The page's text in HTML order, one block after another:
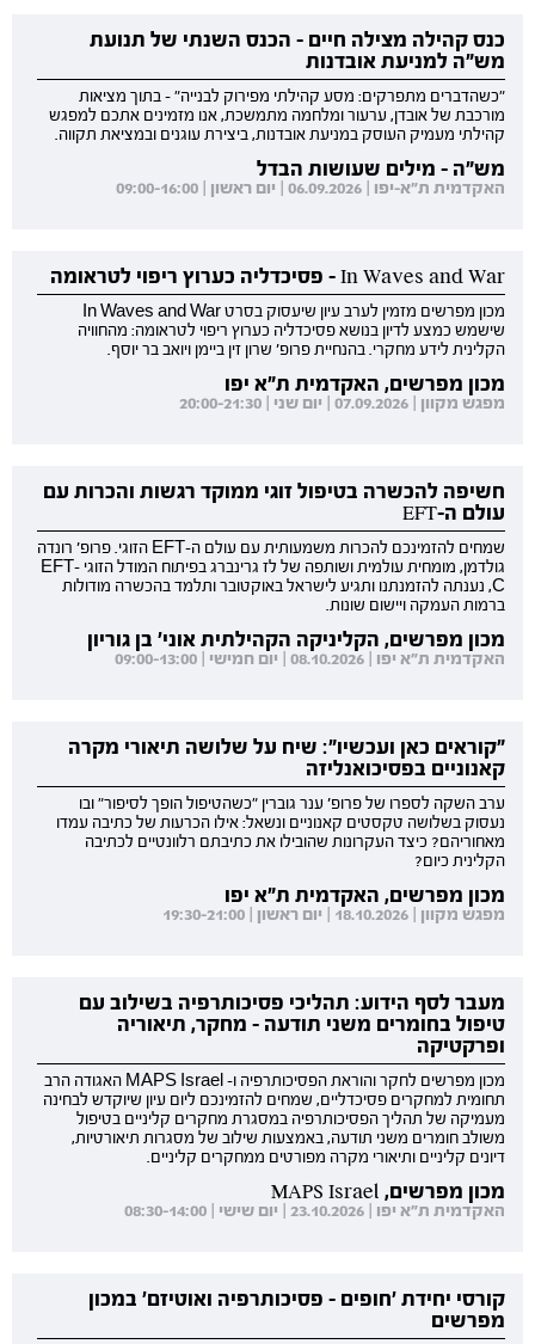
כנס קהילה מצילה חיים - הכנס השנתי של תנועת
מש"ה למניעת אובדנות
"כשהדברים מתפרקים: מסע קהילתי מפירוק לבנייה" - בתוך מציאות
מורכבת של אובדן, ערעור ומלחמה מתמשכת, אנו מזמינים אתכם למפגש
קהילתי מעמיק העוסק במניעת אובדנות, ביצירת עוגנים ובמציאת תקווה.
מש"ה - מילים שעושות הבדל
האקדמית ת"א-יפו | 06.09.2026 | יום ראשון | 09:00-16:00
In Waves and War - פסיכדליה כערוץ ריפוי לטראומה
מכון מפרשים מזמין לערב עיון שיעסוק בסרט In Waves and War
שישמש כמצע לדיון בנושא פסיכדליה כערוץ ריפוי לטראומה: מהחוויה
הקלינית לידע מחקרי. בהנחיית פרופ' שרון זין ביימן ויואב בר יוסף.
מכון מפרשים, האקדמית ת"א יפו
מפגש מקוון | 07.09.2026 | יום שני | 20:00-21:30
חשיפה להכשרה בטיפול זוגי ממוקד רגשות והכרות עם
עולם ה-EFT
שמחים להזמינכם להכרות משמעותית עם עולם ה-EFT הזוגי. פרופ' רונדה
גולדמן, מומחית עולמית ושותפה של לז גרינברג בפיתוח המודל הזוגי EFT-
C, נענתה להזמנתנו ותגיע לישראל באוקטובר ותלמד בהכשרה מודולות
ברמות העמקה ויישום שונות.
מכון מפרשים, הקליניקה הקהילתית אוני' בן גוריון
האקדמית ת"א יפו | 08.10.2026 | יום חמישי | 09:00-13:00
"קוראים כאן ועכשיו": שיח על שלושה תיאורי מקרה
קאנוניים בפסיכואנליזה
ערב השקה לספרו של פרופ' ענר גוברין "כשהטיפול הופך לסיפור" ובו
נעסוק בשלושה טקסטים קאנוניים ונשאל: אילו הכרעות של כתיבה עמדו
מאחוריהם? כיצד העקרונות שהובילו את כתיבתם רלוונטיים לכתיבה
הקלינית כיום?
מכון מפרשים, האקדמית ת"א יפו
מפגש מקוון | 18.10.2026 | יום ראשון | 19:30-21:00
מעבר לסף הידוע: תהליכי פסיכותרפיה בשילוב עם
טיפול בחומרים משני תודעה - מחקר, תיאוריה
ופרקטיקה
מכון מפרשים לחקר והוראת הפסיכותרפיה ו- MAPS Israel האגודה הרב
תחומית למחקרים פסיכדליים, שמחים להזמינכם ליום עיון שיוקדש לבחינה
מעמיקה של תהליך הפסיכותרפיה במסגרת מחקרים קליניים בטיפול
משולב חומרים משני תודעה, באמצעות שילוב של מסגרות תיאורטיות,
דיונים קליניים ותיאורי מקרה מפורטים ממחקרים קליניים.
מכון מפרשים, MAPS Israel
האקדמית ת"א יפו | 23.10.2026 | יום שישי | 08:30-14:00
קורסי יחידת 'חופים - פסיכותרפיה ואוטיזם' במכון
מפרשים